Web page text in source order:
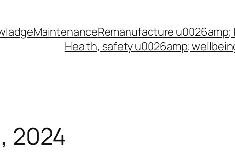
MaintenanceRemanufacture u0026amp;
Health, safety u0026amp;
2024